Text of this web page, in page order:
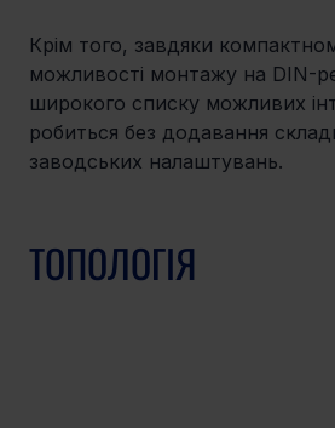
Крім того, завдяки
можливості монтажу на DIN-
широкого списку можливих
робиться без додавання
заводських налаштувань.
ТОПОЛОГІЯ